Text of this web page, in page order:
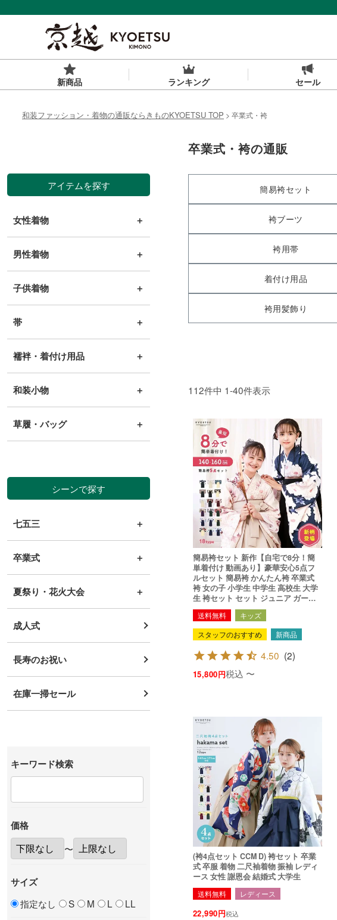
新商品 ランキング セール
和装ファッション・着物の通販ならきものKYOETSU TOP 卒業式・袴
アイテムを探す
女性着物 ＋
男性着物 ＋
子供着物 ＋
帯 ＋
襦袢・着付け用品 ＋
和装小物 ＋
草履・バッグ ＋
シーンで探す
七五三 ＋
卒業式 ＋
夏祭り・花火大会 ＋
成人式
長寿のお祝い
在庫一掃セール
キーワード検索
価格
〜
サイズ
指定なし
S M L LL
卒業式・袴の通販
簡易袴セット
袴ブーツ
袴用帯
着付け用品
袴用髪飾り
112件中 1-40件表示
簡易袴セット 新作【自宅で8分！簡
単着付け 動画あり】豪華安心5点フ
ルセット 簡易袴 かんたん袴 卒業式
袴 女の子 小学生 中学生 高校生 大学
生 袴セット セット ジュニア ガール
ズ 140 150 160 はかま 簡単 簡易 着付
け簡単 着物 二尺袖着物 振袖 簡単袴
和服 和装 (rg)
送料無料
キッズ
スタッフのおすすめ
新商品
4.50 (2)
15,800 税込 〜
(袴4点セット CCM D) 袴セット 卒業
式 卒服 着物 二尺袖着物 振袖 レディ
ース 女性 謝恩会 結婚式 大学生
送料無料 レディース
22,990 税込